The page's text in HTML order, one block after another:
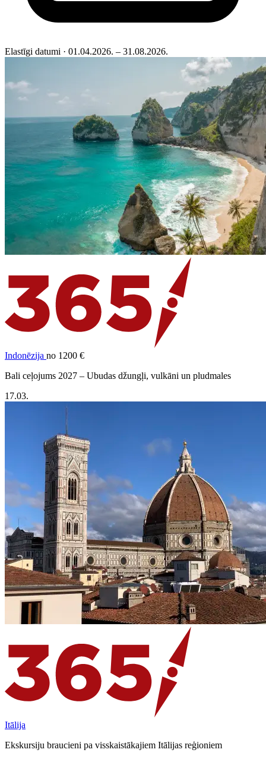
Elastīgi datumi · 01.04.2026. – 31.08.2026.
Indonēzija no 1200 €
Bali ceļojums 2027 – Ubudas džungļi, vulkāni un pludmales
17.03.
Itālija
Ekskursiju braucieni pa visskaistākajiem Itālijas reģioniem